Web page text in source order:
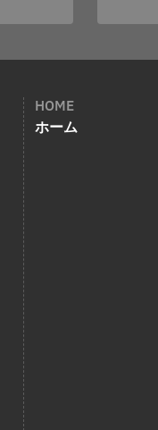
HOME
ホーム